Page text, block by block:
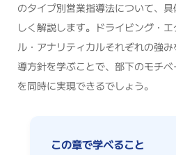
のタイプ別営業指導法について、
しく解説します。ドライビング・
ル・アナリティカルそれぞれの強
導方針を学ぶことで、部下のモチ
を同時に実現できるでしょう。